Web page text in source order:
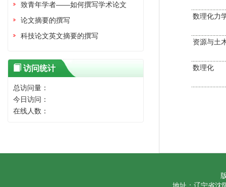
数理化力
资源与土
数理化
致青年学者——如何撰写学术论文
论文摘要的撰写
科技论文英文摘要的撰写
访问统计
总访问量：
今日访问：
在线人数：